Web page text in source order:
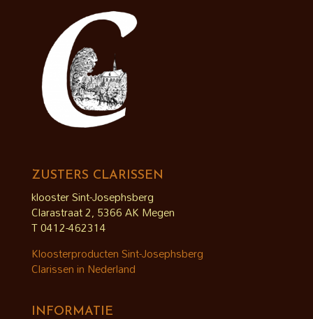
ZUSTERS CLARISSEN
klooster Sint-Josephsberg
Clarastraat 2, 5366 AK Megen
T 0412-462314
Kloosterproducten Sint-Josephsberg
Clarissen in Nederland
INFORMATIE